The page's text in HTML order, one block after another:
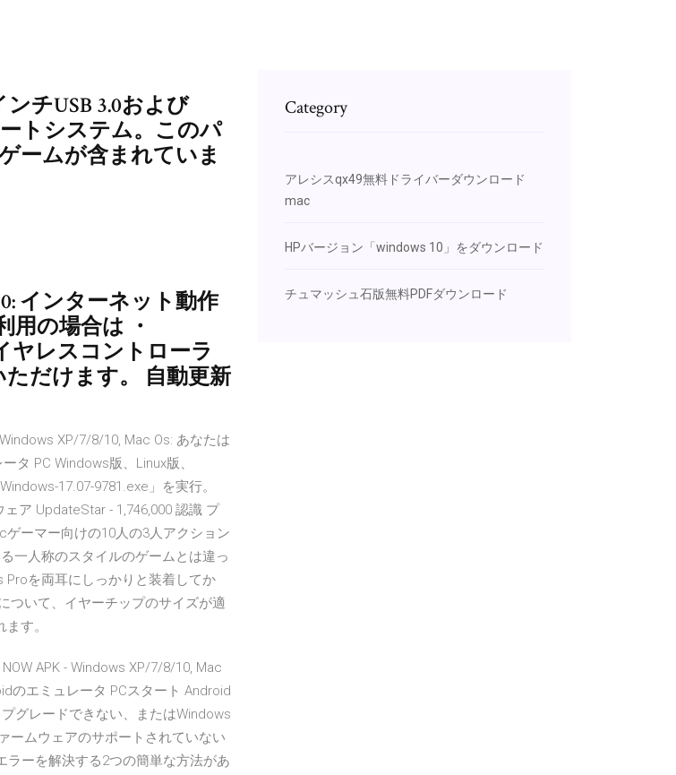
チUSB 3.0および
トシステム。このパ
ームが含まれていま
インターネット動作
用の場合は ・
ヤレスコントローラ
ただけます。 自動更新
XP/7/8/10, Mac Os: あなたは
タ PC Windows版、Linux版、
17.07-9781.exe」を実行。
ア UpdateStar - 1,746,000 認識 プ
ゲーマー向けの10人の3人アクション
一人称のスタイルのゲームとは違っ
を両耳にしっかりと装着してか
ついて、イヤーチップのサイズが適
す。
APK - Windows XP/7/8/10, Mac
のエミュレータ PCスタート Android
グレードできない、またはWindows
ームウェアのサポートされていない
ーを解決する2つの簡単な方法があ
Category
アレシスqx49無料ドライバーダウンロード
mac
HPバージョン「windows 10」をダウンロード
チュマッシュ石版無料PDFダウンロード